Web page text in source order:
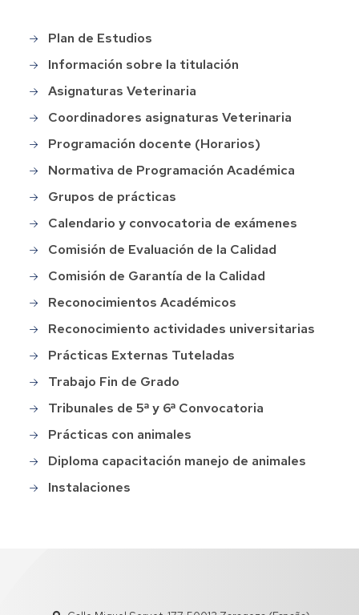
Grado
en
Veterinaria
Plan de Estudios
Información sobre la titulación
Asignaturas Veterinaria
Coordinadores asignaturas Veterinaria
Programación docente (Horarios)
Normativa de Programación Académica
Grupos de prácticas
Calendario y convocatoria de exámenes
Comisión de Evaluación de la Calidad
Comisión de Garantía de la Calidad
Reconocimientos Académicos
Reconocimiento actividades universitarias
Prácticas Externas Tuteladas
Trabajo Fin de Grado
Tribunales de 5ª y 6ª Convocatoria
Prácticas con animales
Diploma capacitación manejo de animales
Instalaciones